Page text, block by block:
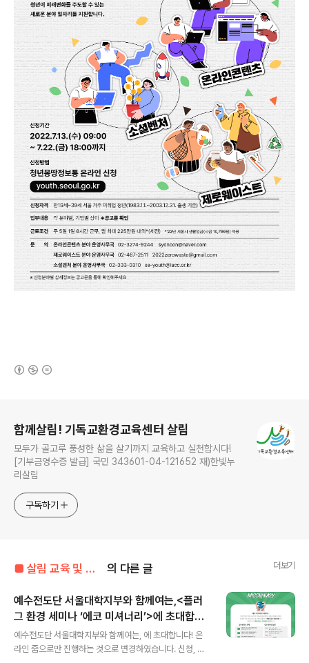
함께살림! 기독교환경교육센터 살림
모두가 골고루 풍성한 삶을 살기까지 교육하고 실천합시다!
[기부금영수증 발급] 국민 343601-04-121652 재)한빛누
리살림
구독하기
■ 살림 교육 및 행사 공지 ■ 의 다른 글 더보기
예수전도단 서울대학지부와 함께여는,<플러
그 환경 세미나 ‘에코 미셔너리’>에 초대합니
다!
예수전도단 서울대학지부와 함께여는, 에 초대합니다! 온
라인 줌으로만 진행하는 것으로 변경하였습니다. 신청, 구